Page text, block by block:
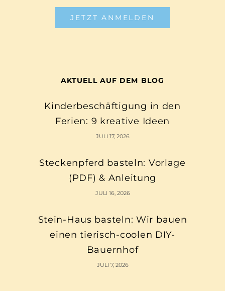
JETZT ANMELDEN
AKTUELL AUF DEM BLOG
Kinderbeschäftigung in den
Ferien: 9 kreative Ideen
JULI 17, 2026
Steckenpferd basteln: Vorlage
(PDF) & Anleitung
JULI 16, 2026
Stein-Haus basteln: Wir bauen
einen tierisch-coolen DIY-
Bauernhof
JULI 7, 2026